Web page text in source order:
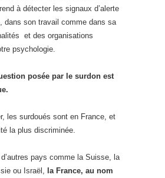
à détecter les signaux d’alerte
dans son travail comme dans sa
et des organisations
psychologie.
posée par le surdon est
les surdoués sont en France, et
la plus discriminée.
pays comme la Suisse, la
ou Israël, la France, au nom